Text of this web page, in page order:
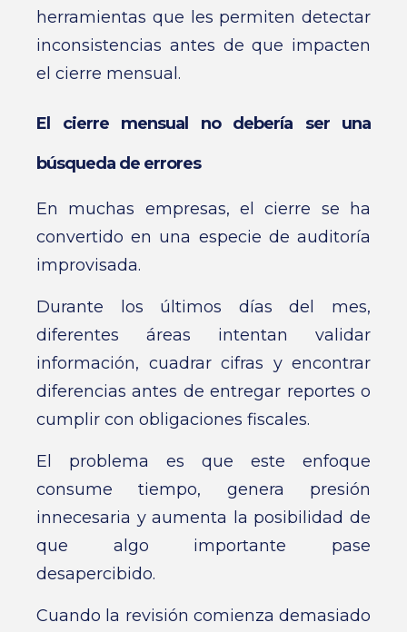
herramientas que les permiten detectar
inconsistencias antes de que impacten
el cierre mensual.
El cierre mensual no debería ser una
búsqueda de errores
En muchas empresas, el cierre se ha
convertido en una especie de auditoría
improvisada.
Durante los últimos días del mes,
diferentes áreas intentan validar
información, cuadrar cifras y encontrar
diferencias antes de entregar reportes o
cumplir con obligaciones fiscales.
El problema es que este enfoque
consume tiempo, genera presión
innecesaria y aumenta la posibilidad de
que algo importante pase
desapercibido.
Cuando la revisión comienza demasiado